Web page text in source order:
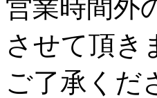
営業時間外
させて頂き
ご了承くだ